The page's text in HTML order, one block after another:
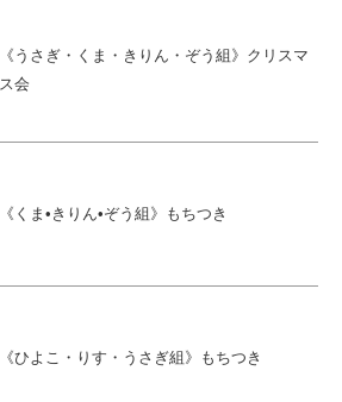
《うさぎ・くま・きりん・ぞう組》クリスマ
ス会
《くま•きりん•ぞう組》もちつき
《ひよこ・りす・うさぎ組》もちつき